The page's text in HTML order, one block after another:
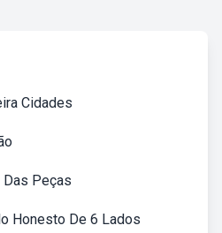
Cidades
Peças
Honesto De 6 Lados